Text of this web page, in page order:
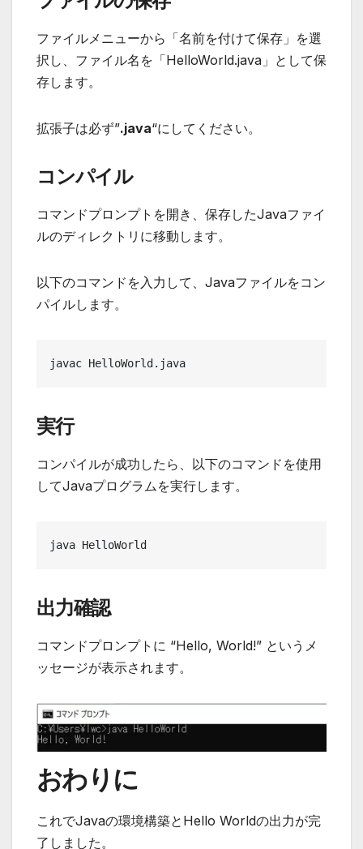
ファイルメニューから「名前を付けて保存」を選
択し、ファイル名を「HelloWorld.java」として保
存します。
拡張子は必ず”.java“にしてください。
コンパイル
コマンドプロンプトを開き、保存したJavaファイ
ルのディレクトリに移動します。
以下のコマンドを入力して、Javaファイルをコン
パイルします。
javac HelloWorld.java
実行
コンパイルが成功したら、以下のコマンドを使用
してJavaプログラムを実行します。
java HelloWorld
出力確認
コマンドプロンプトに “Hello, World!” というメ
ッセージが表示されます。
おわりに
これでJavaの環境構築とHello Worldの出力が完
了しました。